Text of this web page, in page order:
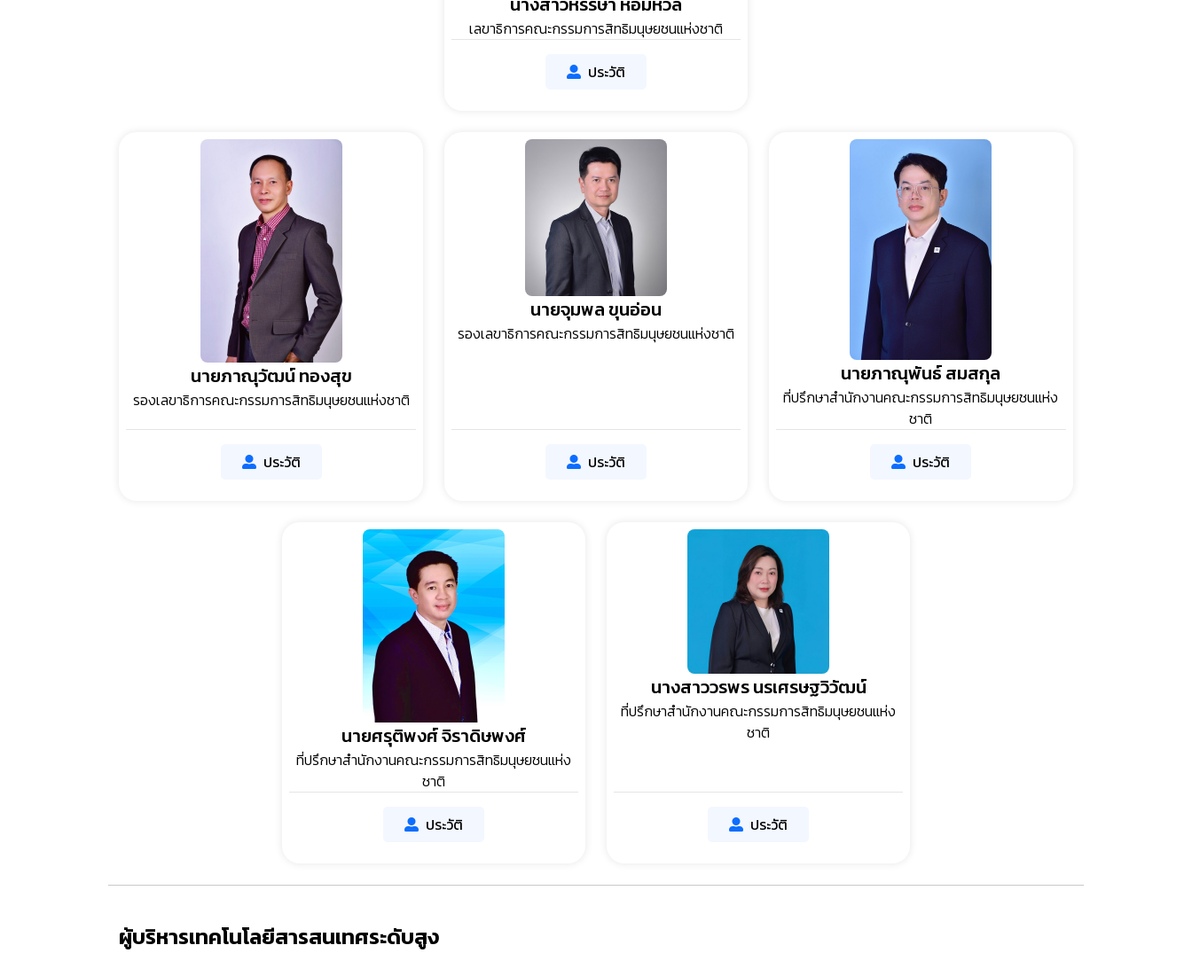
เลขาธิการคณะกรรมการสิทธิมนุษยชนแห่งชาติ
ประวัติ
นายภาณุวัฒน์ ทองสุข
รองเลขาธิการคณะกรรมการสิทธิมนุษยชนแห่งชาติ
ประวัติ
นายจุมพล ขุนอ่อน
รองเลขาธิการคณะกรรมการสิทธิมนุษยชนแห่งชาติ
ประวัติ
นายภาณุพันธ์ สมสกุล
ที่ปรึกษาสำนักงานคณะกรรมการสิทธิมนุษยชนแห่ง
ชาติ
ประวัติ
นายศรุติพงศ์ จิราดิษพงศ์
ที่ปรึกษาสำนักงานคณะกรรมการสิทธิมนุษยชนแห่ง
ชาติ
ประวัติ
นางสาววรพร นรเศรษฐวิวัฒน์
ที่ปรึกษาสำนักงานคณะกรรมการสิทธิมนุษยชนแห่ง
ชาติ
ประวัติ
ผู้บริหารเทคโนโลยีสารสนเทศระดับสูง